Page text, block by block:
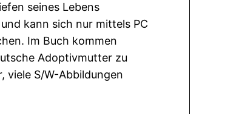
seines Lebens
kann sich nur mittels PC
Im Buch kommen
Adoptivmutter zu
viele S/W-Abbildungen